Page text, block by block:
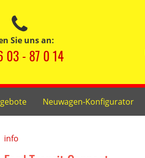
Sie uns an:
03 - 87 0 14
Neuwagen-Konfigurator
info